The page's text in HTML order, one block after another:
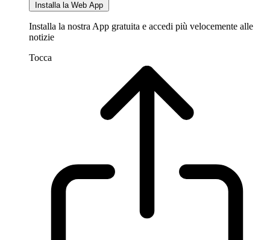
Installa la Web App
Installa la nostra App gratuita e accedi più velocemente alle
notizie
Tocca